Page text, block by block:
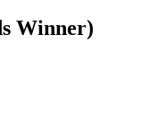
Winner)